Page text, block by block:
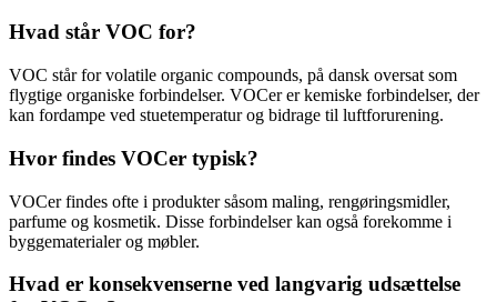
Hvad står VOC for?
VOC står for volatile organic compounds, på dansk oversat som
flygtige organiske forbindelser. VOCer er kemiske forbindelser, der
kan fordampe ved stuetemperatur og bidrage til luftforurening.
Hvor findes VOCer typisk?
VOCer findes ofte i produkter såsom maling, rengøringsmidler,
parfume og kosmetik. Disse forbindelser kan også forekomme i
byggematerialer og møbler.
Hvad er konsekvenserne ved langvarig udsættelse